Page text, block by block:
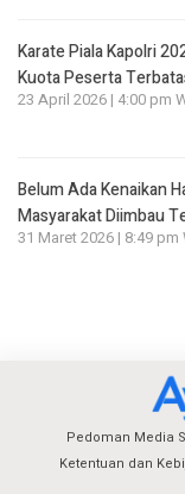
Karate Piala Kapolri
Kuota Peserta
23 April 2026 | 4:00 pm
Belum Ada Kenaikan
Masyarakat Diimbau
31 Maret 2026 | 8:49 pm
Pedoman Media
Ketentuan dan